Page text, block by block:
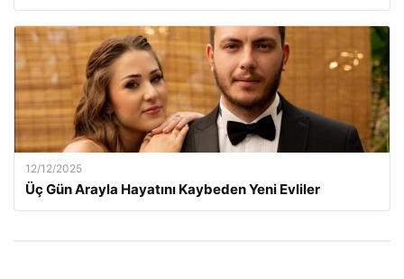
12/12/2025
Üç Gün Arayla Hayatını Kaybeden Yeni Evliler